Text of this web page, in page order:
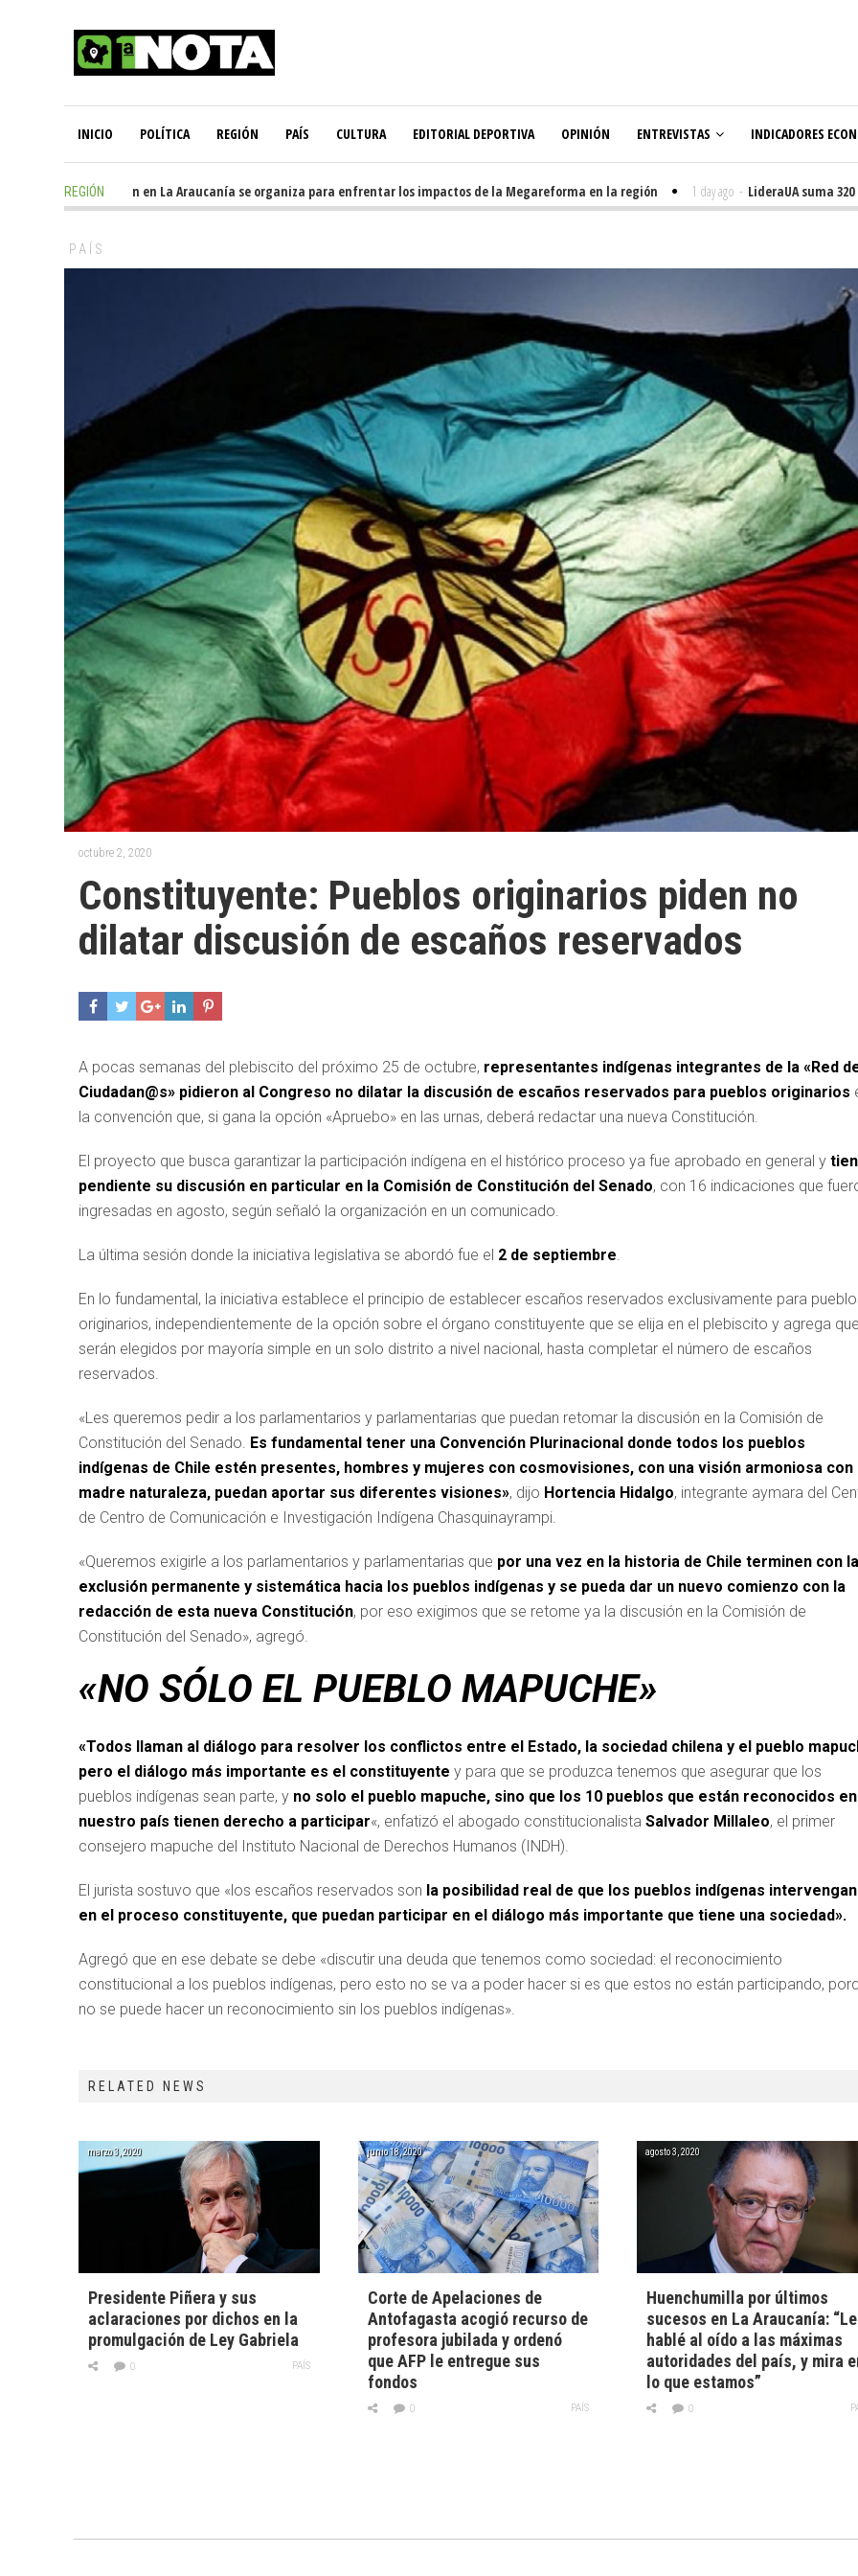
INICIO POLÍTICA REGIÓN PAÍS CULTURA EDITORIAL DEPORTIVA OPINIÓN ENTREVISTAS INDICADORES
REGIÓN
Oposición en La Araucanía se organiza para enfrentar los impactos de la Megareforma en la región 1 day ago - LideraUA suma 320
PAÍS
octubre 2, 2020
Constituyente: Pueblos originarios piden no
dilatar discusión de escaños reservados
A pocas semanas del plebiscito del próximo 25 de octubre, representantes indígenas integrantes de la «Red
Ciudadan@s» pidieron al Congreso no dilatar la discusión de escaños reservados para pueblos originarios
la convención que, si gana la opción «Apruebo» en las urnas, deberá redactar una nueva Constitución.
El proyecto que busca garantizar la participación indígena en el histórico proceso ya fue aprobado en general y
pendiente su discusión en particular en la Comisión de Constitución del Senado, con 16 indicaciones que
ingresadas en agosto, según señaló la organización en un comunicado.
La última sesión donde la iniciativa legislativa se abordó fue el 2 de septiembre.
En lo fundamental, la iniciativa establece el principio de establecer escaños reservados exclusivamente para
originarios, independientemente de la opción sobre el órgano constituyente que se elija en el plebiscito y agrega que
serán elegidos por mayoría simple en un solo distrito a nivel nacional, hasta completar el número de escaños
reservados.
«Les queremos pedir a los parlamentarios y parlamentarias que puedan retomar la discusión en la Comisión de
Constitución del Senado. Es fundamental tener una Convención Plurinacional donde todos los pueblos
indígenas de Chile estén presentes, hombres y mujeres con cosmovisiones, con una visión armoniosa con
madre naturaleza, puedan aportar sus diferentes visiones», dijo Hortencia Hidalgo, integrante aymara del
de Centro de Comunicación e Investigación Indígena Chasquinayrampi.
«Queremos exigirle a los parlamentarios y parlamentarias que por una vez en la historia de Chile terminen con la
exclusión permanente y sistemática hacia los pueblos indígenas y se pueda dar un nuevo comienzo con la
redacción de esta nueva Constitución, por eso exigimos que se retome ya la discusión en la Comisión de
Constitución del Senado», agregó.
«NO SÓLO EL PUEBLO MAPUCHE»
«Todos llaman al diálogo para resolver los conflictos entre el Estado, la sociedad chilena y el pueblo
pero el diálogo más importante es el constituyente y para que se produzca tenemos que asegurar que los
pueblos indígenas sean parte, y no solo el pueblo mapuche, sino que los 10 pueblos que están reconocidos en
nuestro país tienen derecho a participar«, enfatizó el abogado constitucionalista Salvador Millaleo, el primer
consejero mapuche del Instituto Nacional de Derechos Humanos (INDH).
El jurista sostuvo que «los escaños reservados son la posibilidad real de que los pueblos indígenas intervengan
en el proceso constituyente, que puedan participar en el diálogo más importante que tiene una sociedad».
Agregó que en ese debate se debe «discutir una deuda que tenemos como sociedad: el reconocimiento
constitucional a los pueblos indígenas, pero esto no se va a poder hacer si es que estos no están participando,
no se puede hacer un reconocimiento sin los pueblos indígenas».
RELATED NEWS
marzo 3, 2020
Presidente Piñera y sus
aclaraciones por dichos en la
promulgación de Ley Gabriela
PAÍS
0
junio 18, 2020
Corte de Apelaciones de
Antofagasta acogió recurso de
profesora jubilada y ordenó
que AFP le entregue sus
fondos
PAÍS
0
agosto 3, 2020
Huenchumilla por últimos
sucesos en La Araucanía: “Le
hablé al oído a las máximas
autoridades del país, y mira
lo que estamos”
0